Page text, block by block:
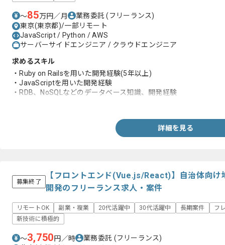
〜85万円／月 業務委託(フリーランス)
東京(東京都)/一部リモート
JavaScript / Python / AWS
サーバーサイドエンジニア / クラウドエンジニア
求めるスキル
・Ruby on Railsを用いた開発経験(5年以上)
・JavaScriptを用いた開発経験
・RDB、NoSQLなどのデータベース知識、開発経験
詳細を見る
募集終了
【フロントエンド(Vue.js/React)】自治体向け
開発のフリーランス求人・案件
リモートOK 副業・複業 20代活躍中 30代活躍中 長期案件
フ
新技術に積極的
〜3,750円／時 業務委託 (フリーランス)